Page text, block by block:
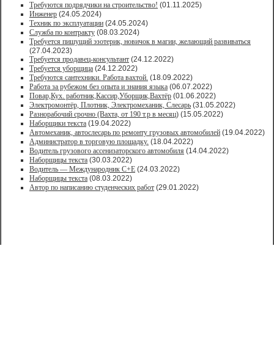
Требуются подрядчики на строительство! (01.11.2025)
Инженер (24.05.2024)
Техник по эксплуатации (24.05.2024)
Служба по контракту (08.03.2024)
Требуется пишущий эзотерик, новичок в магии, желающий развиваться
(27.04.2023)
Требуется продавец-консультант (24.12.2022)
Требуется уборщица (24.12.2022)
Требуются сантехники. Работа вахтой. (18.09.2022)
Работа за рубежом без опыта и знания языка (06.07.2022)
Повар,Кух. работник,Кассир,Уборщик,Вахтёр (01.06.2022)
Электромонтёр, Плотник, Электромеханик, Слесарь (31.05.2022)
Paзнoрабочий cрочно (Вахта, от 190 т.р в месяц) (15.05.2022)
Наборщики текста (19.04.2022)
Автомеханик, автослесарь по ремонту грузовых автомобилей (19.04.2022)
Администратор в торговую площадку. (18.04.2022)
Водитель грузового ассенизаторского автомобиля (14.04.2022)
Наборщицы текста (30.03.2022)
Водитель — Международник С+Е (24.03.2022)
Наборщицы текста (08.03.2022)
Автор по написанию студенческих работ (29.01.2022)